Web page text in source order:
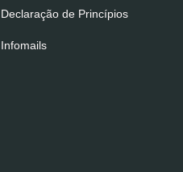
Declaração de Princípios
Infomails